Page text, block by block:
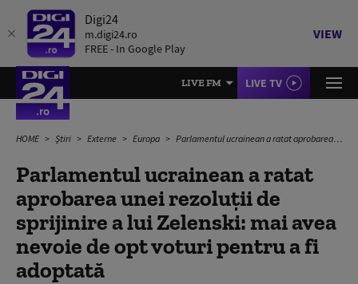
Digi24
m.digi24.ro
FREE - In Google Play
VIEW
LIVE FM LIVE TV
HOME Știri Externe Europa Parlamentul ucrainean a ratat aprobarea unei rezoluții de sprijinire a lui Zelenski: mai avea nevoie de opt voturi pentru a fi adoptată
Parlamentul ucrainean a ratat
aprobarea unei rezoluții de
sprijinire a lui Zelenski: mai avea
nevoie de opt voturi pentru a fi
adoptată